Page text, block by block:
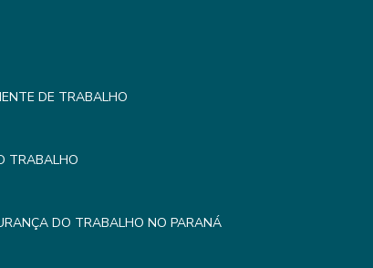
DE TRABALHO
TRABALHO
DO TRABALHO NO PARANÁ